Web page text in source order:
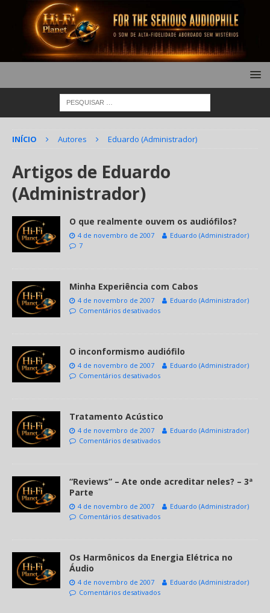
INÍCIO Autores Eduardo (Administrador)
Artigos de Eduardo
(Administrador)
O que realmente ouvem os audiófilos?
4 de novembro de 2007
Eduardo (Administrador)
7
Minha Experiência com Cabos
4 de novembro de 2007
Eduardo (Administrador)
Comentários desativados
O inconformismo audiófilo
4 de novembro de 2007
Eduardo (Administrador)
Comentários desativados
Tratamento Acústico
4 de novembro de 2007
Eduardo (Administrador)
Comentários desativados
“Reviews” – Ate onde acreditar neles? – 3ª
Parte
4 de novembro de 2007
Eduardo (Administrador)
Comentários desativados
Os Harmônicos da Energia Elétrica no
Áudio
4 de novembro de 2007
Eduardo (Administrador)
Comentários desativados